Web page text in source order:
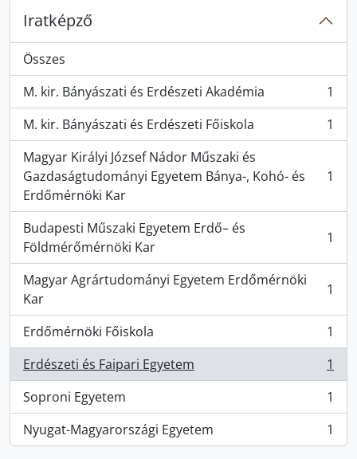
Iratképző
Összes
M. kir. Bányászati és Erdészeti Akadémia
, 1 eredmények
1
M. kir. Bányászati és Erdészeti Főiskola
, 1 eredmények
1
Magyar Királyi József Nádor Műszaki és
Gazdaságtudományi Egyetem Bánya-, Kohó- és
Erdőmérnöki Kar
, 1 eredmények 1
Budapesti Műszaki Egyetem Erdő– és
Földmérőmérnöki Kar
, 1 eredmények 1
Magyar Agrártudományi Egyetem Erdőmérnöki
Kar
, 1 eredmények 1
Erdőmérnöki Főiskola
, 1 eredmények
1
Erdészeti és Faipari Egyetem
, 1 eredmények
1
Soproni Egyetem
, 1 eredmények
1
Nyugat-Magyarországi Egyetem
, 1 eredmények 1